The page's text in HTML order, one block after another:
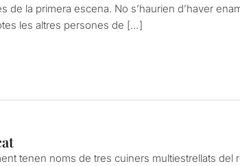
de la primera escena. No s’haurien d’haver
les altres persones de […]
tenen noms de tres cuiners multiestrellats del